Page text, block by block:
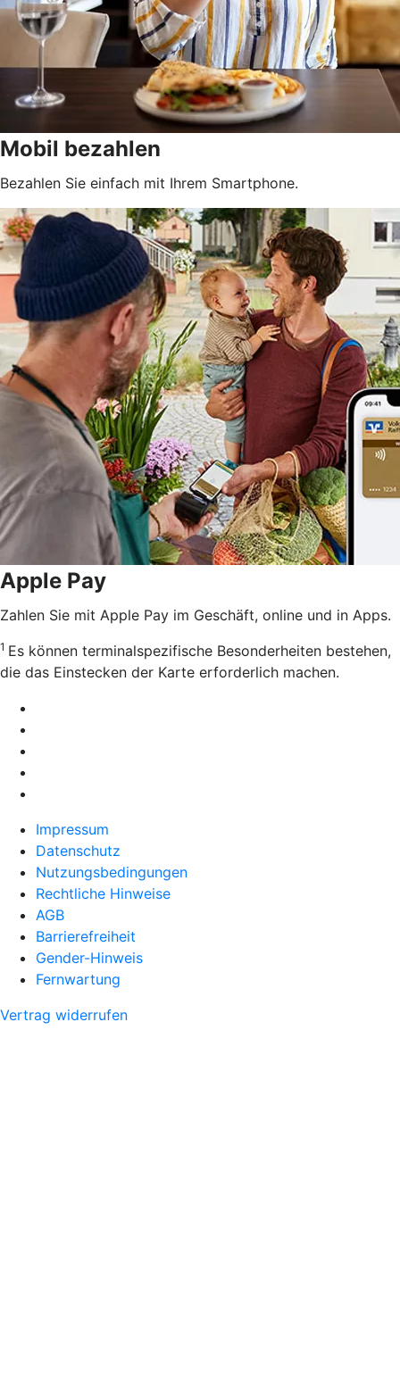
Mobil bezahlen
Bezahlen Sie einfach mit Ihrem Smartphone.
Apple Pay
Zahlen Sie mit Apple Pay im Geschäft, online und in Apps.
1 Es können terminalspezifische Besonderheiten bestehen,
die das Einstecken der Karte erforderlich machen.
Impressum
Datenschutz
Nutzungsbedingungen
Rechtliche Hinweise
AGB
Barrierefreiheit
Gender-Hinweis
Fernwartung
Vertrag widerrufen